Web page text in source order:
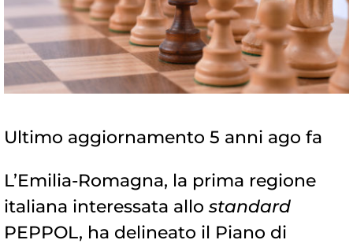
Ultimo aggiornamento 5 anni ago fa
L’Emilia-Romagna, la prima regione
italiana interessata allo standard
PEPPOL, ha delineato il Piano di